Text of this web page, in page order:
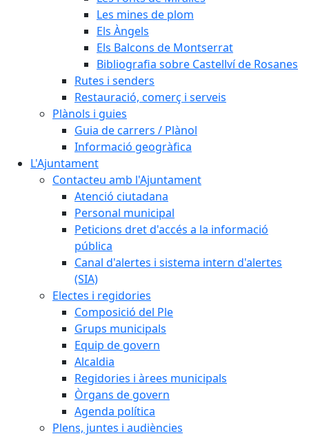
Les mines de plom
Els Àngels
Els Balcons de Montserrat
Bibliografia sobre Castellví de Rosanes
Rutes i senders
Restauració, comerç i serveis
Plànols i guies
Guia de carrers / Plànol
Informació geogràfica
L'Ajuntament
Contacteu amb l'Ajuntament
Atenció ciutadana
Personal municipal
Peticions dret d'accés a la informació
pública
Canal d'alertes i sistema intern d'alertes
(SIA)
Electes i regidories
Composició del Ple
Grups municipals
Equip de govern
Alcaldia
Regidories i àrees municipals
Òrgans de govern
Agenda política
Plens, juntes i audiències